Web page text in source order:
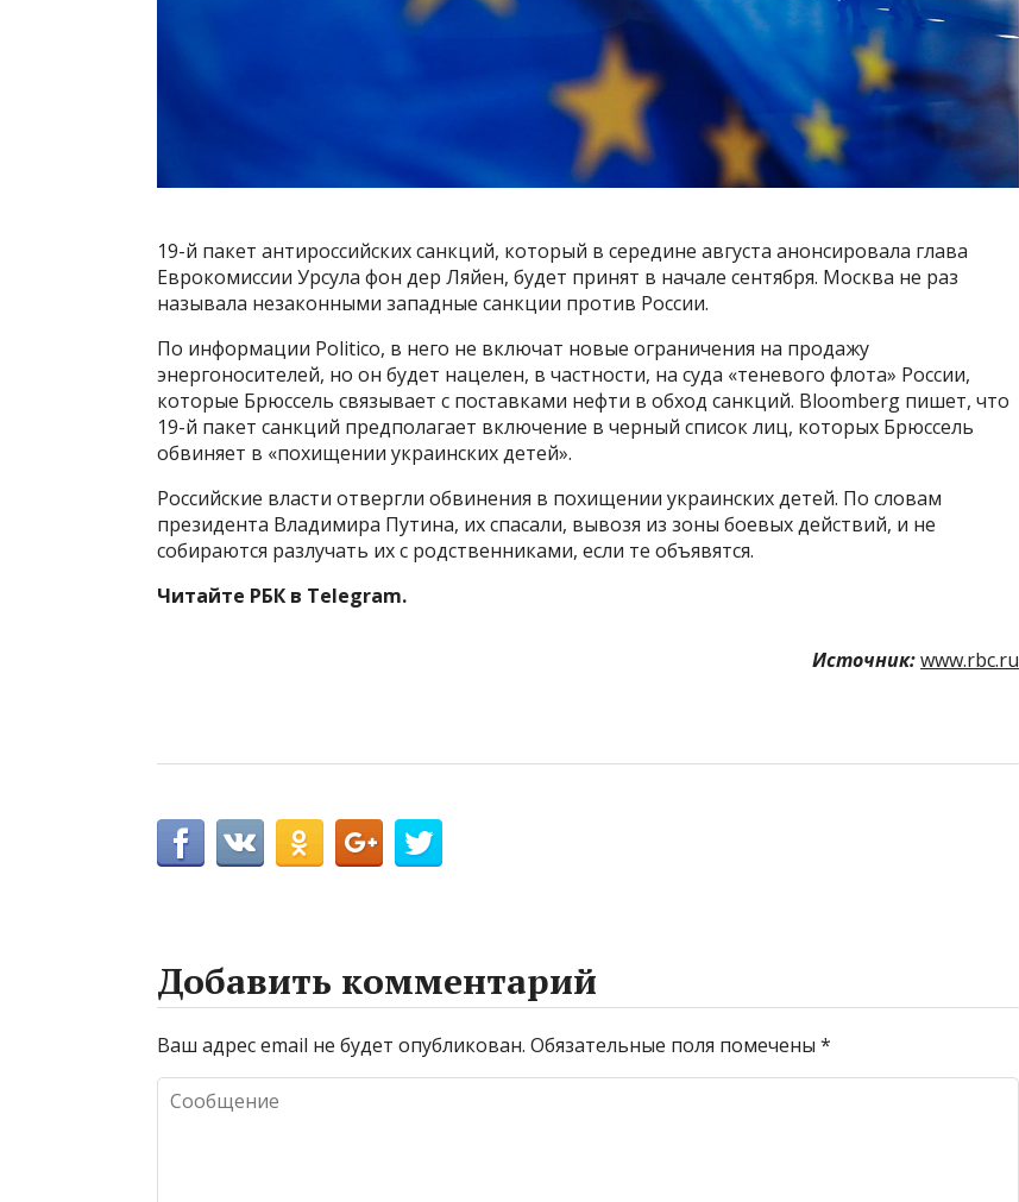
19-й пакет антироссийских санкций, который в середине августа анонсировала глава
Еврокомиссии Урсула фон дер Ляйен, будет принят в начале сентября. Москва не раз
называла незаконными западные санкции против России.
По информации Politico, в него не включат новые ограничения на продажу
энергоносителей, но он будет нацелен, в частности, на суда «теневого флота» России,
которые Брюссель связывает с поставками нефти в обход санкций. Bloomberg пишет, что
19-й пакет санкций предполагает включение в черный список лиц, которых Брюссель
обвиняет в «похищении украинских детей».
Российские власти отвергли обвинения в похищении украинских детей. По словам
президента Владимира Путина, их спасали, вывозя из зоны боевых действий, и не
собираются разлучать их с родственниками, если те объявятся.
Читайте РБК в Telegram.
Источник:www.rbc.ru
Добавить комментарий
Ваш адрес email не будет опубликован. Обязательные поля помечены *